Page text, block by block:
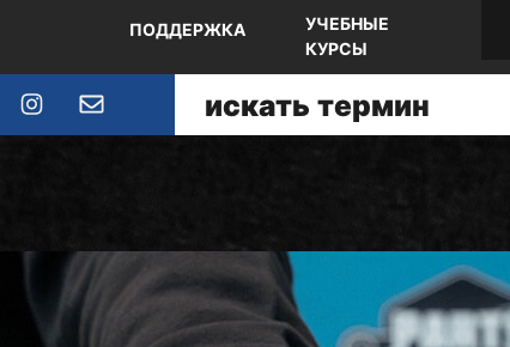
ПОДДЕРЖКА
УЧЕБНЫЕ
КУРСЫ